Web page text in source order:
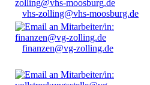
vhs-zolling@vhs-moosburg.de
finanzen@vg-zolling.de